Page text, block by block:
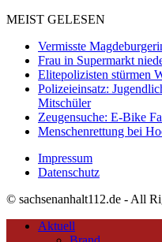
MEIST GELESEN
Vermisste
Frau in Supermarkt
Elitepolizisten stürmen
Polizeieinsatz:
Mitschüler
Zeugensuche: E-Bike
Menschenrettung bei
Impressum
Datenschutz
© sachsenanhalt112.de - All
Aktuell